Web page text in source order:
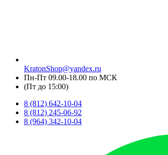
KratonShop@yandex.ru
Пн-Пт 09.00-18.00 по МСК
(Пт до 15:00)
8 (812) 642-10-04
8 (812) 245-06-92
8 (964) 342-10-04